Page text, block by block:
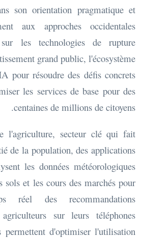
son orientation pragmatique et
aux approches occidentales
sur les technologies de rupture
grand public, l'écosystème
pour résoudre des défis concrets
les services de base pour des
centaines de millions de citoyens.
l'agriculture, secteur clé qui fait
de la population, des applications
les données météorologiques
sols et les cours des marchés pour
réel des recommandations
sur leurs téléphones
permettent d'optimiser l'utilisation